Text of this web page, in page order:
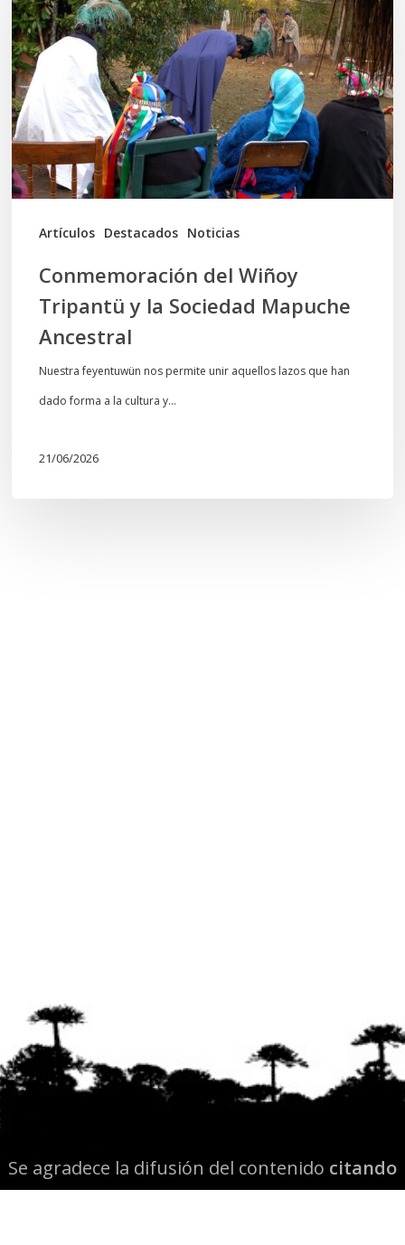
Artículos Destacados Noticias
Wiñoy
Tripantü
y
la
Sociedad
Mapuche
Ancestral
Conmemoración del Wiñoy
Tripantü y la Sociedad Mapuche
Ancestral
Nuestra feyentuwün nos permite unir aquellos lazos que han
dado forma a la cultura y…
21/06/2026
Se agradece la difusión del contenido citando
la fuente www.mapuexpress.org